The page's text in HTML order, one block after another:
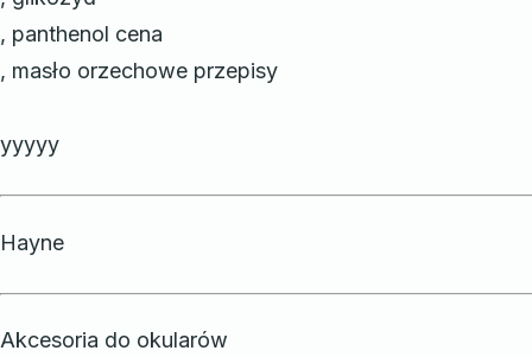
, panthenol cena
, masło orzechowe przepisy
yyyyy
Hayne
Akcesoria do okularów